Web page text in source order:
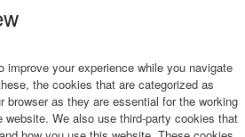
your experience while you navigate
the cookies that are categorized as
browser as they are essential for the working
We also use third-party cookies that